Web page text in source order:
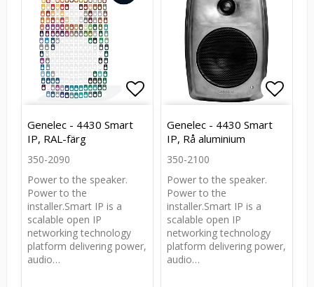
Lägg till i favoritlistan
Genelec - 4430 Smart
IP, RAL-färg
350-2090
Power to the speaker.
Power to the
installer.Smart IP is a
scalable open IP
networking technology
platform delivering power,
audio…
Genelec - 4430 Smart
IP, Rå aluminium
350-2100
Power to the speaker.
Power to the
installer.Smart IP is a
scalable open IP
networking technology
platform delivering power,
audio…